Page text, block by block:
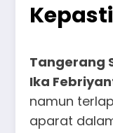
Tangerang
Ika
namun
aparat